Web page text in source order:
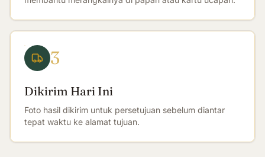
3
Dikirim Hari Ini
Foto hasil dikirim untuk persetujuan sebelum diantar
tepat waktu ke alamat tujuan.